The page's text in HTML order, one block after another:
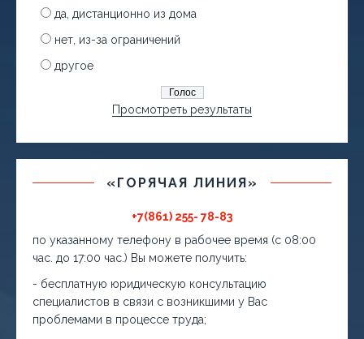
да, дистанционно из дома
нет, из-за ограничений
другое
Просмотреть результаты
«ГОРЯЧАЯ ЛИНИЯ»
+7(861) 255- 78-83
по указанному телефону в рабочее время (с 08:00
час. до 17:00 час.) Вы можете получить:
- бесплатную юридическую консультацию
специалистов в связи с возникшими у Вас
проблемами в процессе труда;